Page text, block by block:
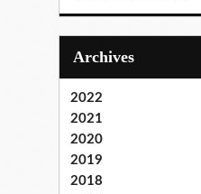
Archives
2022
2021
2020
2019
2018